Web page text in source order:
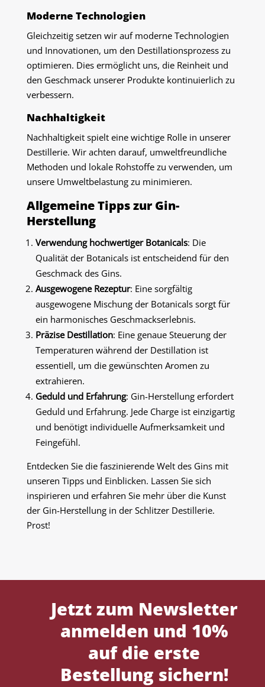
Moderne Technologien
Gleichzeitig setzen wir auf moderne Technologien
und Innovationen, um den Destillationsprozess zu
optimieren. Dies ermöglicht uns, die Reinheit und
den Geschmack unserer Produkte kontinuierlich zu
verbessern.
Nachhaltigkeit
Nachhaltigkeit spielt eine wichtige Rolle in unserer
Destillerie. Wir achten darauf, umweltfreundliche
Methoden und lokale Rohstoffe zu verwenden, um
unsere Umweltbelastung zu minimieren.
Allgemeine Tipps zur Gin-
Herstellung
Verwendung hochwertiger Botanicals: Die
Qualität der Botanicals ist entscheidend für den
Geschmack des Gins.
Ausgewogene Rezeptur: Eine sorgfältig
ausgewogene Mischung der Botanicals sorgt für
ein harmonisches Geschmackserlebnis.
Präzise Destillation: Eine genaue Steuerung der
Temperaturen während der Destillation ist
essentiell, um die gewünschten Aromen zu
extrahieren.
Geduld und Erfahrung: Gin-Herstellung erfordert
Geduld und Erfahrung. Jede Charge ist einzigartig
und benötigt individuelle Aufmerksamkeit und
Feingefühl.
Entdecken Sie die faszinierende Welt des Gins mit
unseren Tipps und Einblicken. Lassen Sie sich
inspirieren und erfahren Sie mehr über die Kunst
der Gin-Herstellung in der Schlitzer Destillerie.
Prost!
Jetzt zum Newsletter
anmelden und 10%
auf die erste
Bestellung sichern!